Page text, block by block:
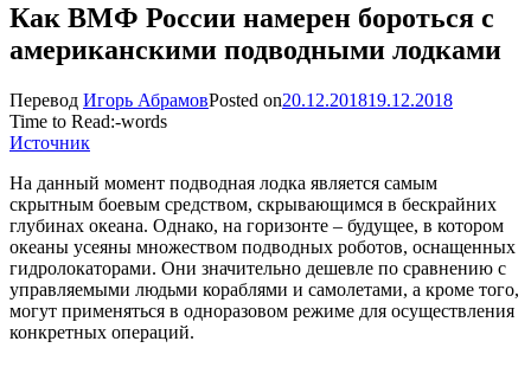
Как ВМФ России намерен бороться с
американскими подводными лодками
Перевод Игорь АбрамовPosted on20.12.201819.12.2018
Time to Read:-words
Источник
На данный момент подводная лодка является самым
скрытным боевым средством, скрывающимся в бескрайних
глубинах океана. Однако, на горизонте – будущее, в котором
океаны усеяны множеством подводных роботов, оснащенных
гидролокаторами. Они значительно дешевле по сравнению с
управляемыми людьми кораблями и самолетами, а кроме того,
могут применяться в одноразовом режиме для осуществления
конкретных операций.